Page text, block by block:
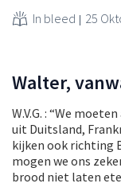
In bleed 25
Walter,
W.V.G. : “We
uit Duitsland,
kijken ook richting
mogen we ons
brood niet laten